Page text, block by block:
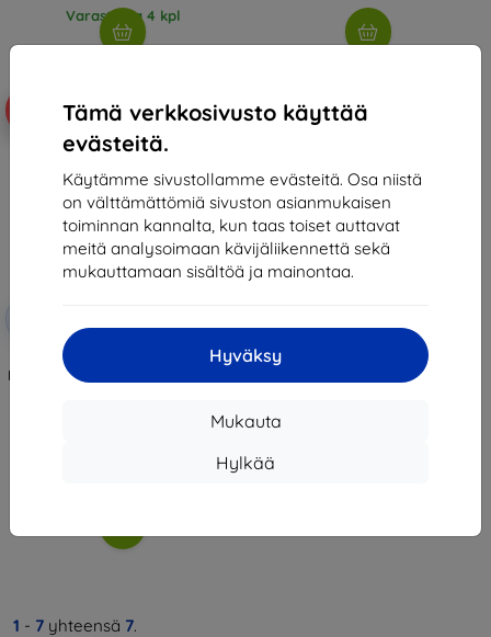
Tämä verkkosivusto käyttää
evästeitä.
Käytämme sivustollamme evästeitä. Osa niistä
on välttämättömiä sivuston asianmukaisen
toiminnan kannalta, kun taas toiset auttavat
meitä analysoimaan kävijäliikennettä sekä
mukauttamaan sisältöä ja mainontaa.
Hyväksy
Mukauta
Hylkää
Varastossa 4 kpl
kupongilla
3mk TechWrap Matte Center
Display Protective film for Skoda
1 - 7 yhteensä 7.